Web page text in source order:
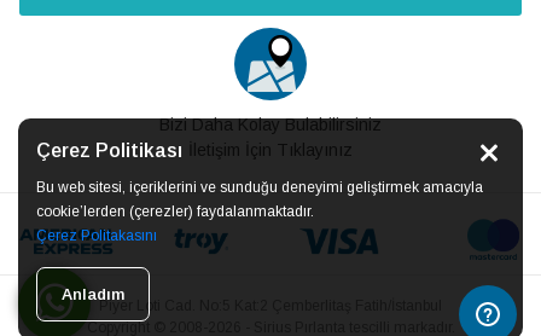
Çerez Politikası
Bu web sitesi, içeriklerini ve sunduğu deneyimi geliştirmek amacıyla
cookie’lerden (çerezler) faydalanmaktadır.
Çerez Politakasını
Anladım
Bizi Daha Kolay Bulabilirsiniz
İletişim İçin Tıklayınız